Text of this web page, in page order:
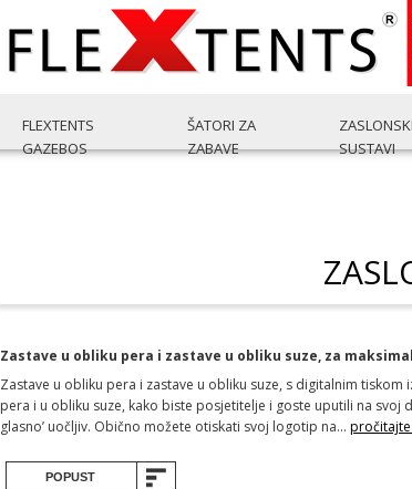
FLEXTENTS
GAZEBOS
ŠATORI ZA
ZABAVE
ZASLONSKI
SUSTAVI
Zastave u obliku pera i zastave u obliku suze, za
Zastave u obliku pera i zastave u obliku suze, s digitalnim
pera i u obliku suze, kako biste posjetitelje i goste uputili na svoj
glasno’ uočljiv. Obično možete otiskati svoj logotip na… pročitajte
POPUST